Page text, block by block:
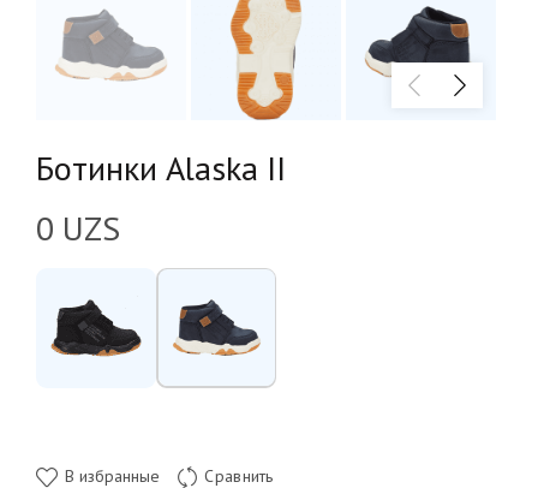
Ботинки Alaska II
0 UZS
В избранные Сравнить